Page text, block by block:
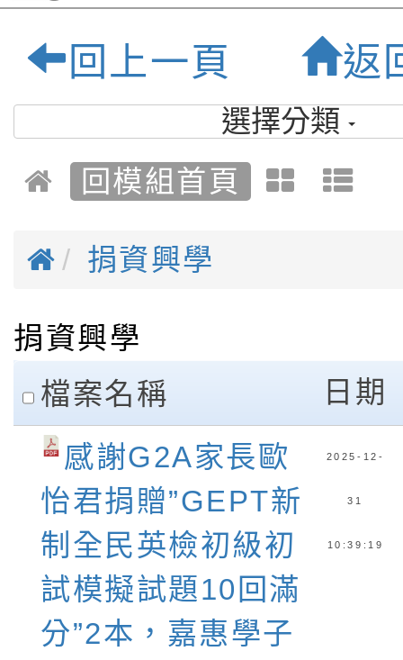
祿貝爾雙語小學
優質雙語小學
回上一頁 返
選擇分類
回模組首頁
捐資興學
捐資興學
clickAll
檔案名稱
日期
感謝G2A家長歐
怡君捐贈”GEPT新
制全民英檢初級初
試模擬試題10回滿
分”2本，嘉惠學子
2025-12-
31
10:39:19